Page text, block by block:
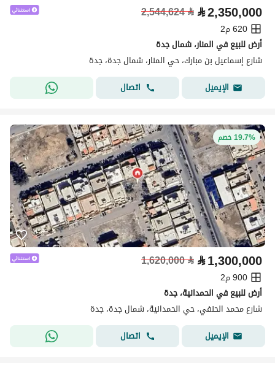
⃁2,350,000
⃁
2,544,624
620 م2
أرض للبيع في المنار، شمال جدة
شارع إسماعيل بن مبارك، حي المنار، شمال جدة، جدة
الإيميل
اتصال
19.7% خصم
⃁1,300,000
⃁
1,620,000
900 م2
أرض للبيع في الحمدانية، جدة
شارع محمد الحنفي، حي الحمدانية، شمال جدة، جدة
الإيميل
اتصال